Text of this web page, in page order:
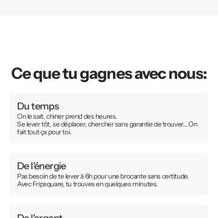
Ce que tu gagnes avec nous:
Du temps
On le sait, chiner prend des heures.
Se lever tôt, se déplacer, chercher sans garantie de trouver… On
fait tout ça pour toi.
De l'énergie
Pas besoin de te lever à 6h pour une brocante sans certitude.
Avec Fripsquare, tu trouves en quelques minutes.